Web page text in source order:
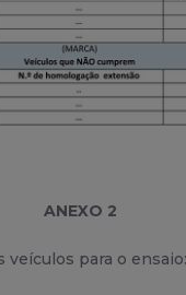
ANEXO 2
veículos para o ensaio: